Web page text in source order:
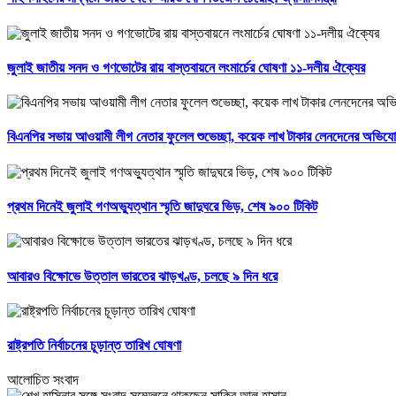
জুলাই জাতীয় সনদ ও গণভোটের রায় বাস্তবায়নে লংমার্চের ঘোষণা ১১-দলীয় ঐক্যের
বিএনপির সভায় আওয়ামী লীগ নেতার ফুলেল শুভেচ্ছা, কয়েক লাখ টাকার লেনদেনের
প্রথম দিনেই জুলাই গণঅভ্যুত্থান স্মৃতি জাদুঘরে ভিড়, শেষ ৯০০ টিকিট
আবারও বিক্ষোভে উত্তাল ভারতের ঝাড়খণ্ড, চলছে ৯ দিন ধরে
রাষ্ট্রপতি নির্বাচনের চূড়ান্ত তারিখ ঘোষণা
আলোচিত সংবাদ